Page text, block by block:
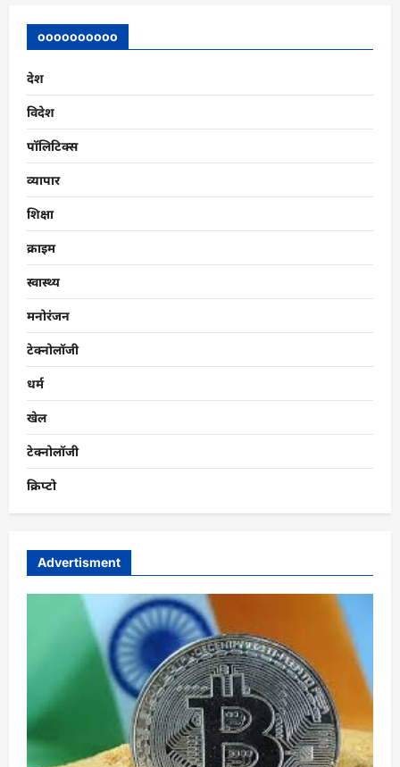
oooooooooo
देश
विदेश
पॉलिटिक्स
व्यापार
शिक्षा
क्राइम
स्वास्थ्य
मनोरंजन
टेक्नोलॉजी
धर्म
खेल
टेक्नोलॉजी
क्रिप्टो
Advertisment